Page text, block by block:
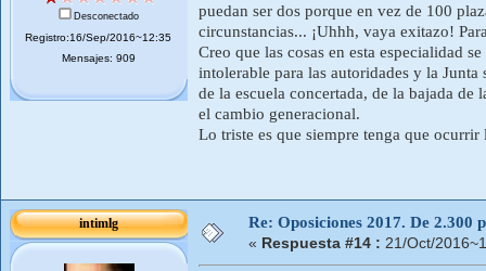
Desconectado
Registro:16/Sep/2016~12:35
Mensajes: 909
puedan ser dos porque en vez de 100
circunstancias... ¡Uhhh, vaya exitazo!
Creo que las cosas en esta especialidad
intolerable para las autoridades y la
de la escuela concertada, de la bajada de
el cambio generacional.
Lo triste es que siempre tenga que
intimlg Re: Oposiciones 2017. De 2.300
« Respuesta #14 : 21/Oct/